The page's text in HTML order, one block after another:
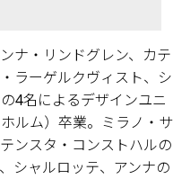
ナ・リンドグレン、カテ
ラーゲルクヴィスト、シ
4名によるデザインユニ
ルム）卒業。ミラノ・サ
ンスタ・コンストハルの
シャルロッテ、アンナの